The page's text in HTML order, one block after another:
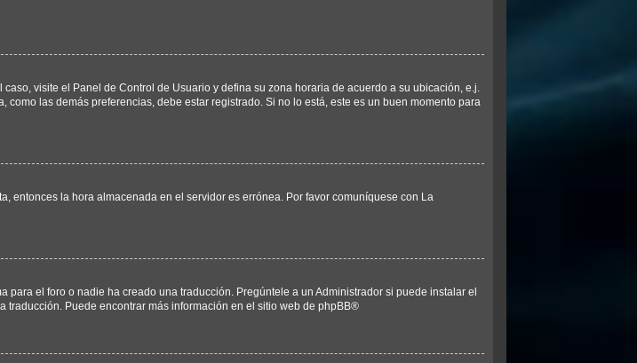
visite el Panel de Control de Usuario y defina su zona horaria de acuerdo a su ubicación, e.j.
las demás preferencias, debe estar registrado. Si no lo está, este es un buen momento para
entonces la hora almacenada en el servidor es errónea. Por favor comuníquese con La
el foro o nadie ha creado una traducción. Pregúntele a un Administrador si puede instalar el
Puede encontrar más información en el sitio web de phpBB®